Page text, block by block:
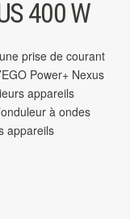
400 W
prise de courant
Power+ Nexus
appareils
à ondes
appareils